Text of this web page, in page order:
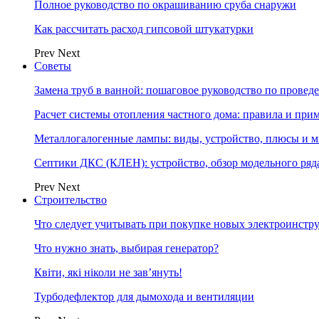
Полное руководство по окрашиванию сруба снаружи
Как рассчитать расход гипсовой штукатурки
Prev Next
Советы
Замена труб в ванной: пошаговое руководство по
Расчет системы отопления частного дома: правила и
Металлогалогенные лампы: виды, устройство, плюсы и
Септики ДКС (КЛЕН): устройство, обзор модельного
Prev Next
Строительство
Что следует учитывать при покупке новых
Что нужно знать, выбирая генератор?
Квіти, які ніколи не зав’януть!
Турбодефлектор для дымохода и вентиляции